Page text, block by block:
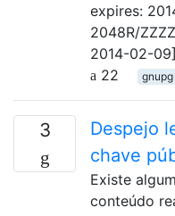
expires:
2048R/
2014-02-
22
gnupg
3
Despejo
chave
Existe
conteúdo